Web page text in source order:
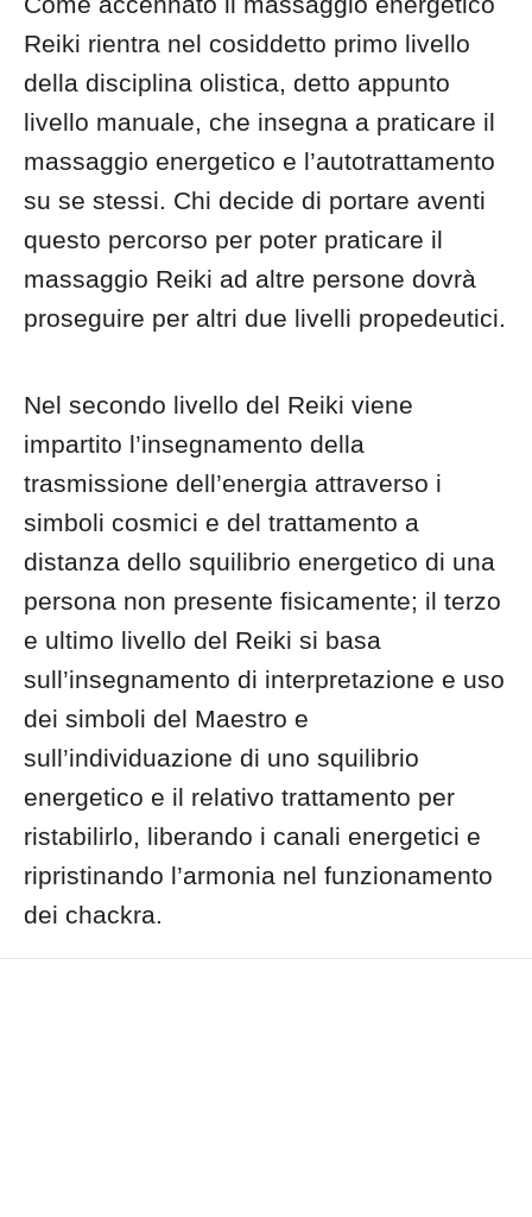
Reiki rientra nel cosiddetto primo livello
della disciplina olistica, detto appunto
livello manuale, che insegna a praticare il
massaggio energetico e l’autotrattamento
su se stessi. Chi decide di portare aventi
questo percorso per poter praticare il
massaggio Reiki ad altre persone dovrà
proseguire per altri due livelli propedeutici.
Nel secondo livello del Reiki viene
impartito l’insegnamento della
trasmissione dell’energia attraverso i
simboli cosmici e del trattamento a
distanza dello squilibrio energetico di una
persona non presente fisicamente; il terzo
e ultimo livello del Reiki si basa
sull’insegnamento di interpretazione e uso
dei simboli del Maestro e
sull’individuazione di uno squilibrio
energetico e il relativo trattamento per
ristabilirlo, liberando i canali energetici e
ripristinando l’armonia nel funzionamento
dei chackra.